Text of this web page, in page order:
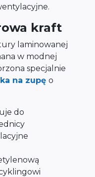
kraft
laminowanej
w modnej
specjalnie
na zupę o
do